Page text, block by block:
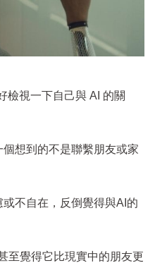
檢視一下自己與 AI 的關
想到的不是聯繫朋友或家
不自在，反倒覺得與AI的
至覺得它比現實中的朋友更